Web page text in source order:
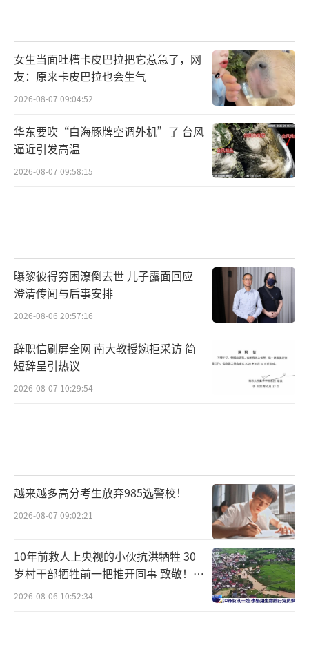
女生当面吐槽卡皮巴拉把它惹急了，网
友：原来卡皮巴拉也会生气
2026-08-07 09:04:52
华东要吹“白海豚牌空调外机”了 台风
逼近引发高温
2026-08-07 09:58:15
曝黎彼得穷困潦倒去世 儿子露面回应
澄清传闻与后事安排
2026-08-06 20:57:16
辞职信刷屏全网 南大教授婉拒采访 简
短辞呈引热议
2026-08-07 10:29:54
越来越多高分考生放弃985选警校！
2026-08-07 09:02:21
10年前救人上央视的小伙抗洪牺牲 30
岁村干部牺牲前一把推开同事 致敬！送
别！
2026-08-06 10:52:34